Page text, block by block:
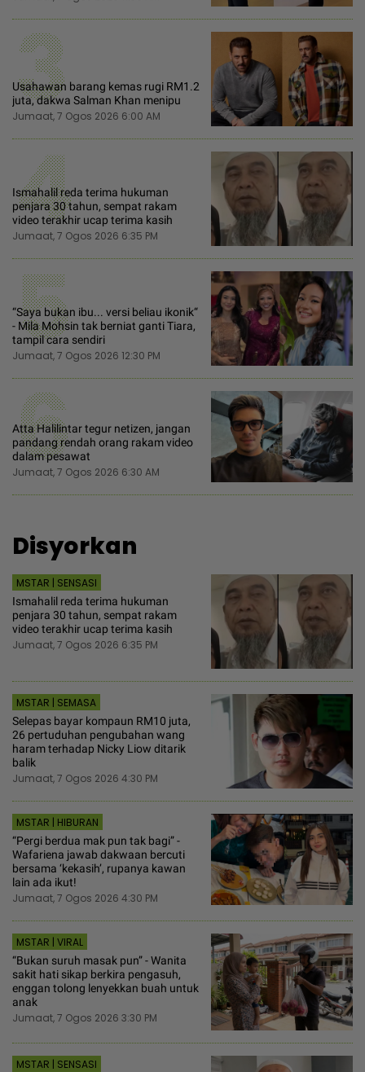
3
Usahawan barang kemas rugi RM1.2
juta, dakwa Salman Khan menipu
Jumaat, 7 Ogos 2026 6:00 AM
4
Ismahalil reda terima hukuman
penjara 30 tahun, sempat rakam
video terakhir ucap terima kasih
Jumaat, 7 Ogos 2026 6:35 PM
5
“Saya bukan ibu... versi beliau ikonik“
- Mila Mohsin tak berniat ganti Tiara,
tampil cara sendiri
Jumaat, 7 Ogos 2026 12:30 PM
6
Atta Halilintar tegur netizen, jangan
pandang rendah orang rakam video
dalam pesawat
Jumaat, 7 Ogos 2026 6:30 AM
Disyorkan
MSTAR | SENSASI
Ismahalil reda terima hukuman
penjara 30 tahun, sempat rakam
video terakhir ucap terima kasih
Jumaat, 7 Ogos 2026 6:35 PM
MSTAR | SEMASA
Selepas bayar kompaun RM10 juta,
26 pertuduhan pengubahan wang
haram terhadap Nicky Liow ditarik
balik
Jumaat, 7 Ogos 2026 4:30 PM
MSTAR | HIBURAN
“Pergi berdua mak pun tak bagi” -
Wafariena jawab dakwaan bercuti
bersama ‘kekasih’, rupanya kawan
lain ada ikut!
Jumaat, 7 Ogos 2026 4:30 PM
MSTAR | VIRAL
“Bukan suruh masak pun” - Wanita
sakit hati sikap berkira pengasuh,
enggan tolong lenyekkan buah untuk
anak
Jumaat, 7 Ogos 2026 3:30 PM
MSTAR | SENSASI